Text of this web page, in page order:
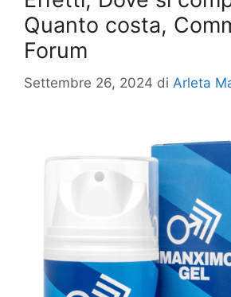
Quanto costa,
Forum
Settembre 26, 2024 di Arleta